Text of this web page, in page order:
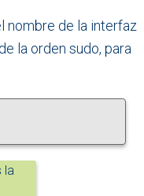
nombre de la interfaz
la orden sudo, para
la